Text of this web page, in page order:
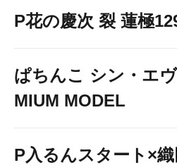
P花の慶次 裂 蓮極
ぱちんこ シン・エ
MIUM MODEL
P入るんスタート×